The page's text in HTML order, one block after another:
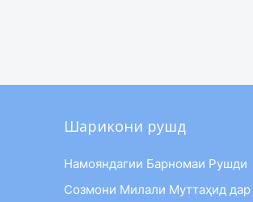
Шарикони рушд
Намояндагии Барномаи Рушди
Созмони Милали Муттаҳид дар